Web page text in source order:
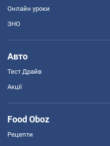
Онлайн уроки
ЗНО
Авто
Тест Драйв
Акції
Food Oboz
Рецепти